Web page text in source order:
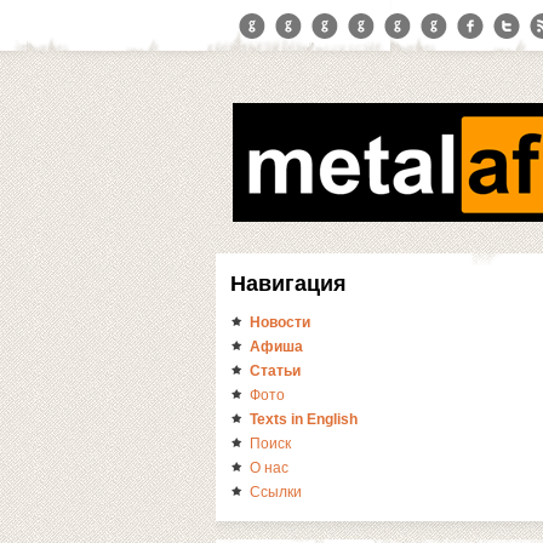
Навигация
Новости
Афиша
Статьи
Фото
Texts in English
Поиск
О нас
Ссылки